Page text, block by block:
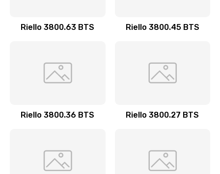
Riello 3800.63 BTS Riello 3800.45 BTS
Riello 3800.36 BTS Riello 3800.27 BTS